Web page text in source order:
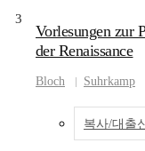
3
Vorlesungen zur
der Renaissance
Bloch Suhrkamp
복사/대출